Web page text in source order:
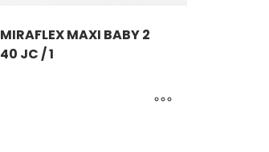
MIRAFLEX MAXI BABY 2
40 JC / 1